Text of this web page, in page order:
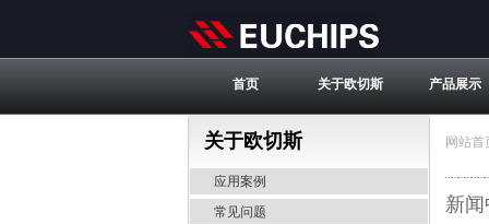
首页 关于欧切斯 产品展示
关于欧切斯
应用案例
常见问题
网站首
新